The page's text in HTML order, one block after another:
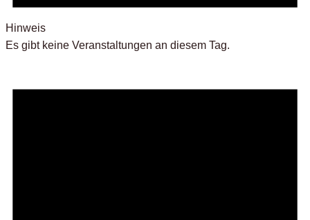
Hinweis
Es gibt keine Veranstaltungen an diesem Tag.